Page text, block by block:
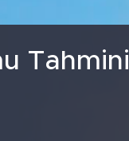
Tahmini